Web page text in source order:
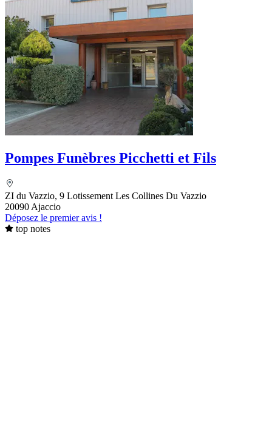
Pompes Funèbres Picchetti et Fils
ZI du Vazzio, 9 Lotissement Les Collines Du Vazzio
20090 Ajaccio
Déposez le premier avis !
top notes